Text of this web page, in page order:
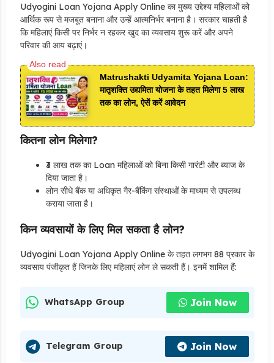
Udyogini Loan Yojana Apply Online का मुख्य उद्देश्य महिलाओं को
आर्थिक रूप से मजबूत बनाना और उन्हें आत्मनिर्भर बनाना है। सरकार चाहती है
कि महिलाएं किसी पर निर्भर न रहकर खुद का व्यवसाय शुरू करें और अपने
परिवार की आय बढ़ाएं।
Matrushakti Udyamita Yojana Loan:
मातृशक्ति उद्यमिता योजना के तहत मिलेगा 5 लाख
तक का लोन, ऐसें करें आवेदन
कितना लोन मिलेगा?
₹3 लाख तक का Loan महिलाओं को बिना किसी गारंटी और ब्याज के
दिया जाता है।
लोन सीधे बैंक या अधिकृत गैर-बैंकिंग संस्थाओं के माध्यम से उपलब्ध
कराया जाता है।
किन व्यवसायों के लिए मिल सकता है लोन?
Udyogini Loan Yojana Apply Online के तहत लगभग 88 प्रकार के
व्यवसाय पंजीकृत हैं जिनके लिए महिलाएं लोन ले सकती हैं। इनमें शामिल हैं:
WhatsApp Group Join Now
Telegram Group Join Now